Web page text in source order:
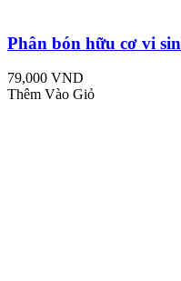
Phân bón hữu cơ vi
79,000 VND
Thêm Vào Giỏ